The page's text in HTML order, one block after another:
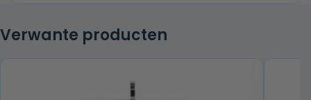
€ 570,00.
Verwante producten